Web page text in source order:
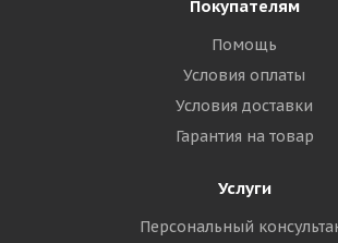
Покупателям
Помощь
Условия оплаты
Условия доставки
Гарантия на товар
Услуги
Персональный